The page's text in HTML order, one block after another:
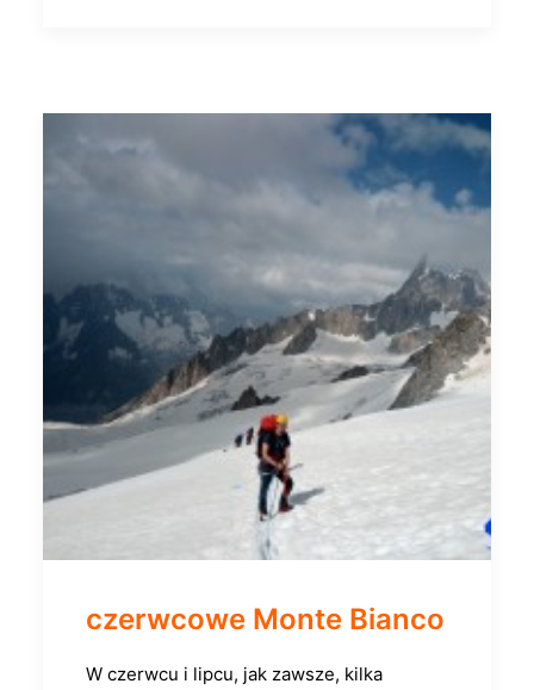
czerwcowe Monte Bianco
W czerwcu i lipcu, jak zawsze, kilka